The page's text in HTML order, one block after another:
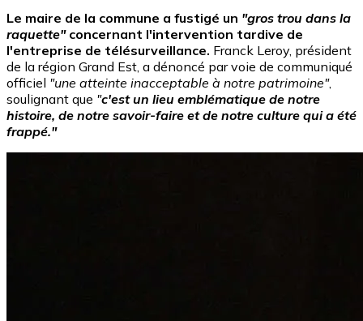
Le maire de la commune a fustigé un "gros trou dans la
raquette"concernant l'intervention tardive de
l'entreprise de télésurveillance. Franck Leroy, président
de la région Grand Est, a dénoncé par voie de communiqué
officiel "une atteinte inacceptable à notre patrimoine",
soulignant que "c'est un lieu emblématique de notre
histoire, de notre savoir-faire et de notre culture qui a été
frappé."